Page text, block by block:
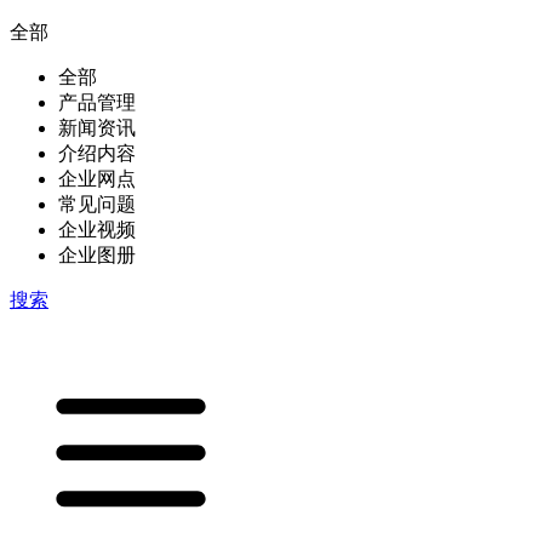
全部
全部
产品管理
新闻资讯
介绍内容
企业网点
常见问题
企业视频
企业图册
搜索